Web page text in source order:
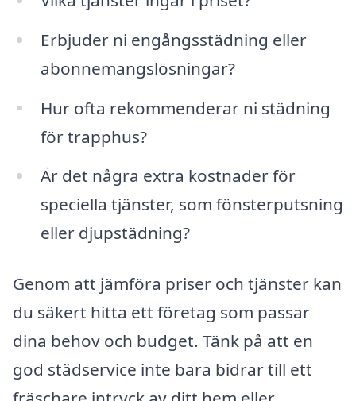
Erbjuder ni engångsstädning eller
abonnemangslösningar?
Hur ofta rekommenderar ni städning
för trapphus?
Är det några extra kostnader för
speciella tjänster, som fönsterputsning
eller djupstädning?
Genom att jämföra priser och tjänster kan
du säkert hitta ett företag som passar
dina behov och budget. Tänk på att en
god städservice inte bara bidrar till ett